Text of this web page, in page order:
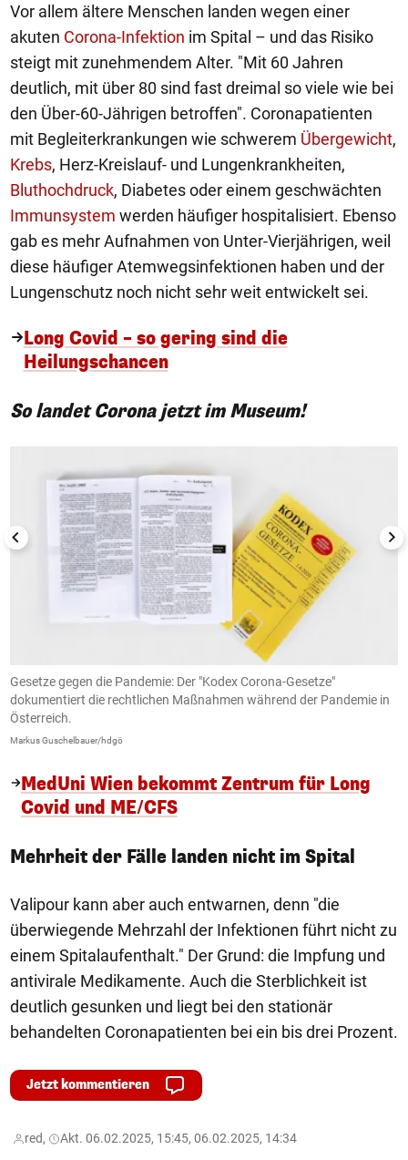
Vor allem ältere Menschen landen wegen einer
akuten Corona-Infektion im Spital – und das Risiko
steigt mit zunehmendem Alter. "Mit 60 Jahren
deutlich, mit über 80 sind fast dreimal so viele wie bei
den Über-60-Jährigen betroffen". Coronapatienten
mit Begleiterkrankungen wie schwerem Übergewicht,
Krebs, Herz-Kreislauf- und Lungenkrankheiten,
Bluthochdruck, Diabetes oder einem geschwächten
Immunsystem werden häufiger hospitalisiert. Ebenso
gab es mehr Aufnahmen von Unter-Vierjährigen, weil
diese häufiger Atemwegsinfektionen haben und der
Lungenschutz noch nicht sehr weit entwickelt sei.
Long Covid – so gering sind die
Heilungschancen
So landet Corona jetzt im Museum!
1/6
Gesetze gegen die Pandemie: Der "Kodex Corona-Gesetze"
dokumentiert die rechtlichen Maßnahmen während der Pandemie in
Österreich.
Markus Guschelbauer/hdgö
MedUni Wien bekommt Zentrum für Long
Covid und ME/CFS
Mehrheit der Fälle landen nicht im Spital
Valipour kann aber auch entwarnen, denn "die
überwiegende Mehrzahl der Infektionen führt nicht zu
einem Spitalaufenthalt." Der Grund: die Impfung und
antivirale Medikamente. Auch die Sterblichkeit ist
deutlich gesunken und liegt bei den stationär
behandelten Coronapatienten bei ein bis drei Prozent.
Jetzt kommentieren
red, Akt. 06.02.2025, 15:45, 06.02.2025, 14:34